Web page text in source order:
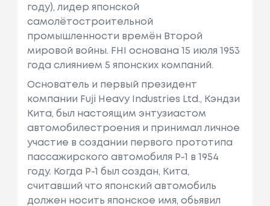
году), лидер японской
самолётостроительной
промышленности времён Второй
мировой войны. FHI основана 15 июля 1953
года слиянием 5 японских компаний.
Основатель и первый президент
компании Fuji Heavy Industries Ltd., Кэндзи
Кита, был настоящим энтузиастом
автомобилестроения и принимал личное
участие в создании первого прототипа
пассажирского автомобиля Р-1 в 1954
году. Когда P-1 был создан, Кита,
считавший что японский автомобиль
должен носить японское имя, обьявил